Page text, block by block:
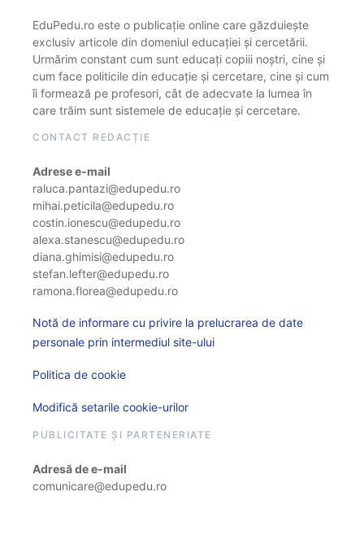
EduPedu.ro este o publicație online care găzduiește
exclusiv articole din domeniul educației și cercetării.
Urmărim constant cum sunt educați copiii noștri, cine și
cum face politicile din educație și cercetare, cine și cum
îi formează pe profesori, cât de adecvate la lumea în
care trăim sunt sistemele de educație și cercetare.
CONTACT REDACȚIE
Adrese e-mail
raluca.pantazi@edupedu.ro
mihai.peticila@edupedu.ro
costin.ionescu@edupedu.ro
alexa.stanescu@edupedu.ro
diana.ghimisi@edupedu.ro
stefan.lefter@edupedu.ro
ramona.florea@edupedu.ro
Notă de informare cu privire la prelucrarea de date
personale prin intermediul site-ului
Politica de cookie
Modifică setarile cookie-urilor
PUBLICITATE ȘI PARTENERIATE
Adresă de e-mail
comunicare@edupedu.ro